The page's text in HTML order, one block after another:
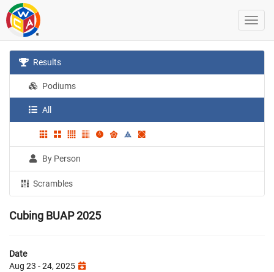
Results
Podiums
All
By Person
Scrambles
Cubing BUAP 2025
Date
Aug 23 - 24, 2025